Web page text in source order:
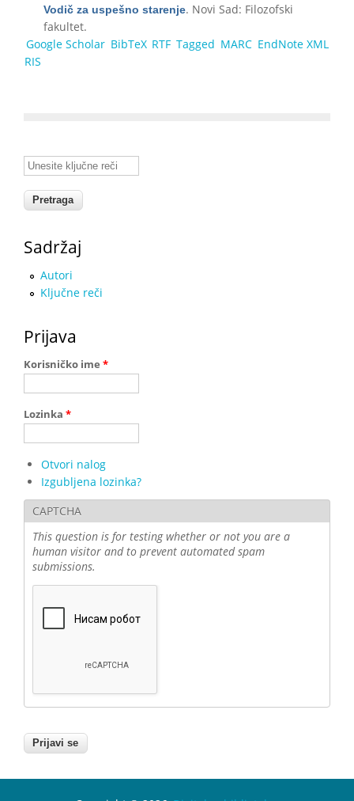
Vodič za uspešno starenje. Novi Sad: Filozofski
fakultet.
Google Scholar BibTeX RTF Tagged MARC EndNote XML
RIS
Unesite ključne reči
Sadržaj
Autori
Ključne reči
Prijava
Korisničko ime *
Lozinka *
Otvori nalog
Izgubljena lozinka?
CAPTCHA
This question is for testing whether or not you are a
human visitor and to prevent automated spam
submissions.